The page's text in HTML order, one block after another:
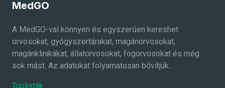
MedGO
A MedGO-val könnyen és egyszerűen kereshet
orvosokat, gyógyszertárakat, magánorvosokat,
magánklinikákat, állatorvosokat, fogorvosokat és még
sok mást. Az adatokat folyamatosan bővítjük.